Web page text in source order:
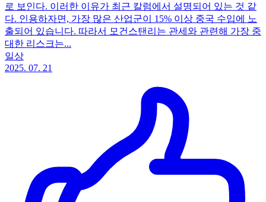
로 보인다. 이러한 이유가 최근 칼럼에서 설명되어 있는 것 같
다. 인용하자면, 가장 많은 산업군이 15% 이상 중국 수입에 노
출되어 있습니다. 따라서 모건스탠리는 관세와 관련해 가장 중
대한 리스크는...
일상
2025. 07. 21